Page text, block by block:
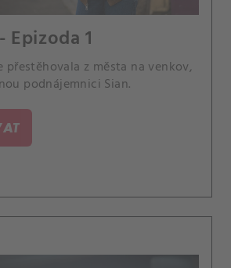
Epizoda 1
přestěhovala z města na venkov,
podnájemnici Sian.